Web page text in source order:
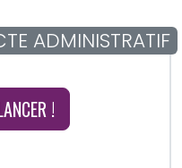
ADMINISTRATIF
!